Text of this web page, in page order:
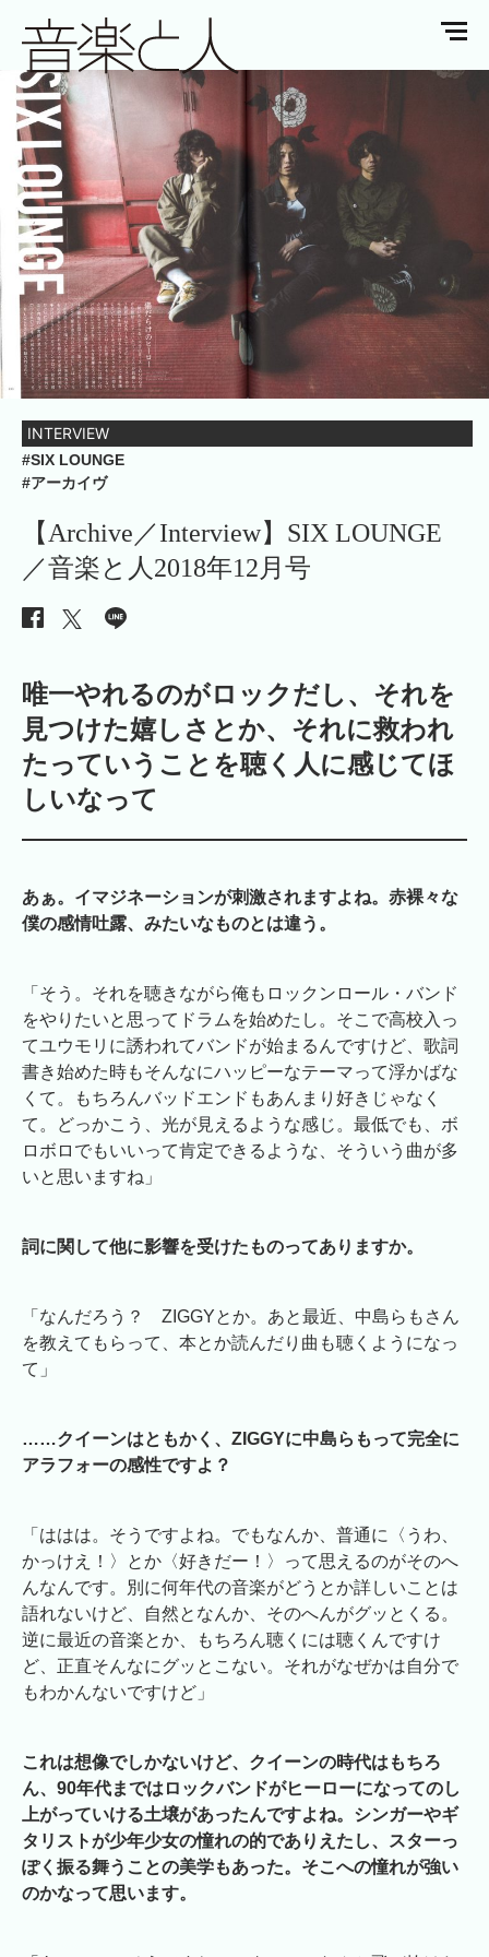
INTERVIEW
#SIX LOUNGE
#アーカイヴ
【Archive／Interview】SIX LOUNGE
／音楽と人2018年12月号
唯一やれるのがロックだし、それを
見つけた嬉しさとか、それに救われ
たっていうことを聴く人に感じてほ
しいなって
あぁ。イマジネーションが刺激されますよね。赤裸々な
僕の感情吐露、みたいなものとは違う。
「そう。それを聴きながら俺もロックンロール・バンド
をやりたいと思ってドラムを始めたし。そこで高校入っ
てユウモリに誘われてバンドが始まるんですけど、歌詞
書き始めた時もそんなにハッピーなテーマって浮かばな
くて。もちろんバッドエンドもあんまり好きじゃなく
て。どっかこう、光が見えるような感じ。最低でも、ボ
ロボロでもいいって肯定できるような、そういう曲が多
いと思いますね」
詞に関して他に影響を受けたものってありますか。
「なんだろう？ ZIGGYとか。あと最近、中島らもさん
を教えてもらって、本とか読んだり曲も聴くようになっ
て」
……クイーンはともかく、ZIGGYに中島らもって完全に
アラフォーの感性ですよ？
「ははは。そうですよね。でもなんか、普通に〈うわ、
かっけえ！〉とか〈好きだー！〉って思えるのがそのへ
んなんです。別に何年代の音楽がどうとか詳しいことは
語れないけど、自然となんか、そのへんがグッとくる。
逆に最近の音楽とか、もちろん聴くには聴くんですけ
ど、正直そんなにグッとこない。それがなぜかは自分で
もわかんないですけど」
これは想像でしかないけど、クイーンの時代はもちろ
ん、90年代まではロックバンドがヒーローになってのし
上がっていける土壌があったんですよね。シンガーやギ
タリストが少年少女の憧れの的でありえたし、スターっ
ぽく振る舞うことの美学もあった。そこへの憧れが強い
のかなって思います。